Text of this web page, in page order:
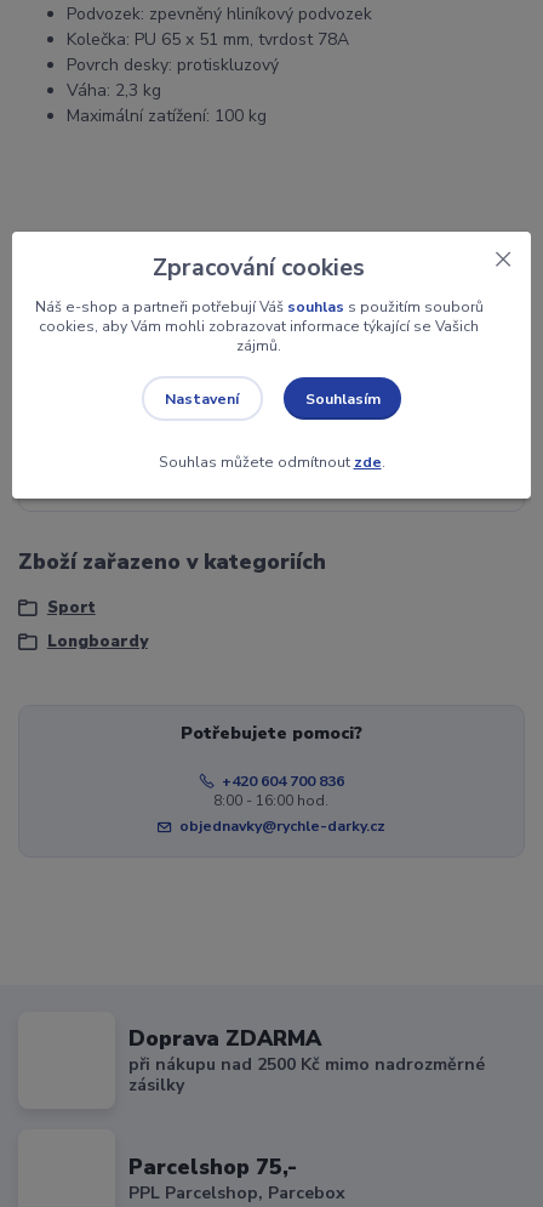
Podvozek: zpevněný hliníkový podvozek
Kolečka: PU 65 x 51 mm, tvrdost 78A
Povrch desky: protiskluzový
Váha: 2,3 kg
Maximální zatížení: 100 kg
Rozměr 104 x 24 cm
Zboží zařazeno v kategoriích
Sport
Longboardy
Potřebujete pomoci?
+420 604 700 836
8:00 - 16:00 hod.
objednavky@rychle-darky.cz
Doprava ZDARMA
při nákupu nad 2500 Kč mimo nadrozměrné
zásilky
Parcelshop 75,-
PPL Parcelshop, Parcebox
Zpracování cookies
Náš e-shop a partneři potřebují Váš souhlas s použitím souborů
cookies, aby Vám mohli zobrazovat informace týkající se Vašich
zájmů.
Nastavení Souhlasím
Souhlas můžete odmítnout zde.